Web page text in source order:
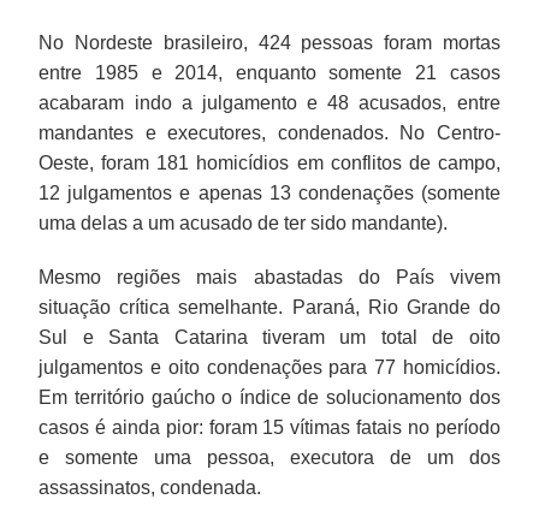
No Nordeste brasileiro, 424 pessoas foram mortas
entre 1985 e 2014, enquanto somente 21 casos
acabaram indo a julgamento e 48 acusados, entre
mandantes e executores, condenados. No Centro-
Oeste, foram 181 homicídios em conflitos de campo,
12 julgamentos e apenas 13 condenações (somente
uma delas a um acusado de ter sido mandante).
Mesmo regiões mais abastadas do País vivem
situação crítica semelhante. Paraná, Rio Grande do
Sul e Santa Catarina tiveram um total de oito
julgamentos e oito condenações para 77 homicídios.
Em território gaúcho o índice de solucionamento dos
casos é ainda pior: foram 15 vítimas fatais no período
e somente uma pessoa, executora de um dos
assassinatos, condenada.